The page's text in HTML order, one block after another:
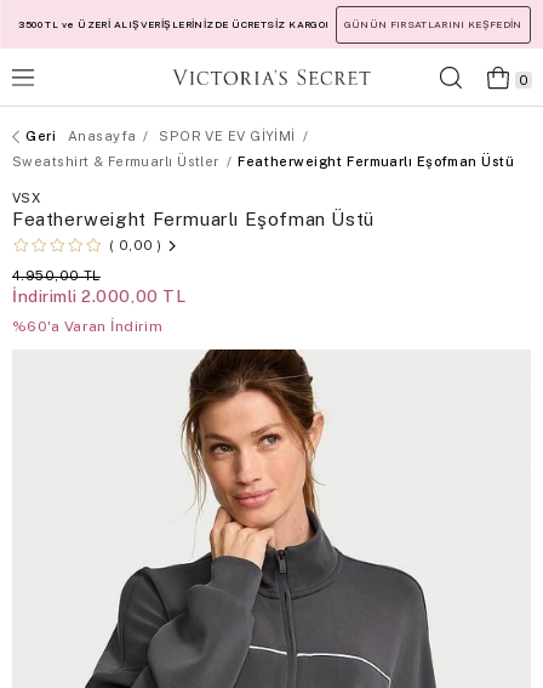
3500 TL ve ÜZERİ ALIŞVERİŞLERİNİZDE ÜCRETSİZ KARGO! GÜNÜN FIRSATLARINI KEŞFEDİN
0
Anasayfa
SPOR VE EV GİYİMİ
Sweatshirt & Fermuarlı Üstler
Featherweight Fermuarlı Eşofman Üstü
VSX
Featherweight Fermuarlı Eşofman Üstü
0,00
4.950,00 TL
İndirimli 2.000,00 TL
%60'a Varan İndirim